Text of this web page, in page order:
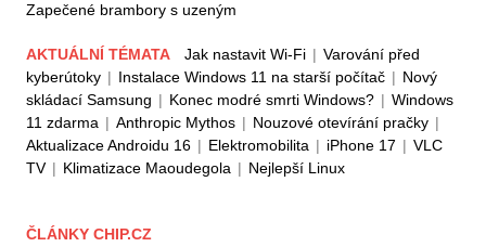
Zapečené brambory s uzeným
AKTUÁLNÍ TÉMATA Jak nastavit Wi-Fi | Varování před
kyberútoky | Instalace Windows 11 na starší počítač | Nový
skládací Samsung | Konec modré smrti Windows? | Windows
11 zdarma | Anthropic Mythos | Nouzové otevírání pračky |
Aktualizace Androidu 16 | Elektromobilita | iPhone 17 | VLC
TV | Klimatizace Maoudegola | Nejlepší Linux
ČLÁNKY CHIP.CZ